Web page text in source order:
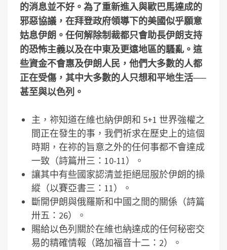
的消息並不好。為了重新進入與歐巴馬達成的
邪惡協議，在拜登政府領導下的美國似乎願意
姑息伊朗。任何解除制裁都只會助長伊朗支持
的恐怖主義以及在中東及更遠地區的騷亂。這
些資金不會惠及伊朗人民，他們大多數的人都
正在受傷，其中大多數的人只想和平地生活──
甚至與以色列。
主，祢知道在維也納伊朗和 5+1 世界強權之
間正在發生的事，我們祈求在歷史上的這個
時期，在祢的旨意之外的任何事都不會達成
一致（詩篇卅三：10-11）。
讓其中有些國家認清並拒絕屈服於伊朗的操
縱（以賽亞書三：11）。
斷開伊朗與俄羅斯和中國之間的關係（詩篇
卅五：26）。
賜給以色列關於在維也納達成的任何秘密交
易的精確情報（路加福音十二：2）。